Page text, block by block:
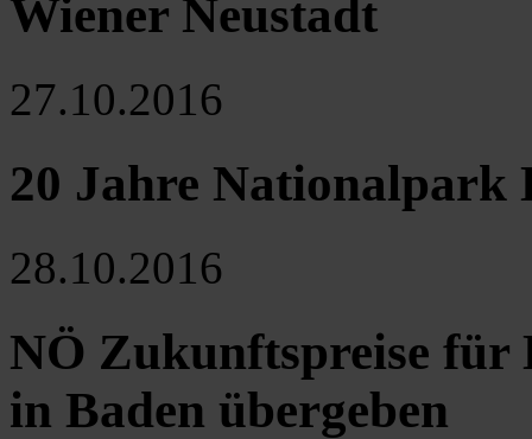
Wiener Neustadt
27.10.2016
20 Jahre Nationalpark
28.10.2016
NÖ Zukunftspreise
in Baden übergeben